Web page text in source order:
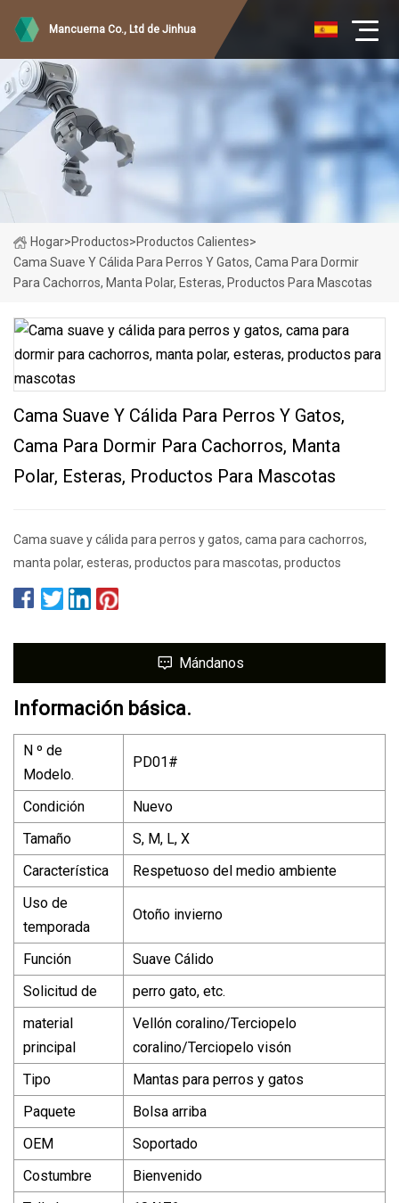
Mancuerna Co., Ltd de Jinhua
Hogar>Productos>Productos Calientes>
Cama Suave Y Cálida Para Perros Y Gatos, Cama Para Dormir
Para Cachorros, Manta Polar, Esteras, Productos Para Mascotas
Cama Suave Y Cálida Para Perros Y Gatos,
Cama Para Dormir Para Cachorros, Manta
Polar, Esteras, Productos Para Mascotas
Cama suave y cálida para perros y gatos, cama para cachorros,
manta polar, esteras, productos para mascotas, productos
Mándanos
Información básica.
N º de
Modelo.
PD01#
Condición
Nuevo
Tamaño
S, M, L, X
Característica
Respetuoso del medio ambiente
Uso de
temporada
Otoño invierno
Función
Suave Cálido
Solicitud de
perro gato, etc.
material
principal
Vellón coralino/Terciopelo
coralino/Terciopelo visón
Tipo
Mantas para perros y gatos
Paquete
Bolsa arriba
OEM
Soportado
Costumbre
Bienvenido